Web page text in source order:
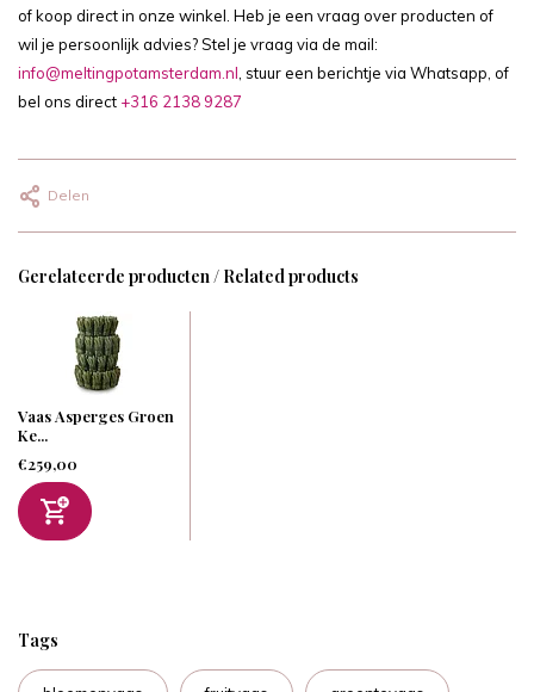
of koop direct in onze winkel. Heb je een vraag over producten of
wil je persoonlijk advies? Stel je vraag via de mail:
info@meltingpotamsterdam.nl, stuur een berichtje via Whatsapp, of
bel ons direct +316 2138 9287
Delen
Gerelateerde producten / Related products
Vaas Asperges Groen
Ke...
€259,00
Tags